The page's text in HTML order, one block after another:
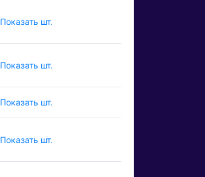
Показать шт.
Показать шт.
Показать шт.
Показать шт.